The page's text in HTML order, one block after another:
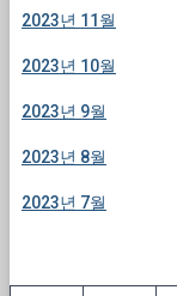
2023년 11월
2023년 10월
2023년 9월
2023년 8월
2023년 7월